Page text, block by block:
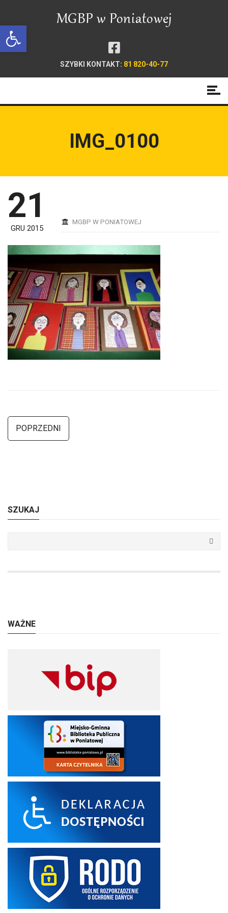
Open toolbar
SZYBKI KONTAKT: 81 820-40-77
IMG_0100
21
GRU 2015
MGBP W PONIATOWEJ
POPRZEDNI
SZUKAJ
WAŻNE